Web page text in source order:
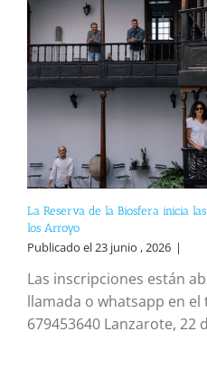
La Reserva de la Biosfera inicia
los Arroyo
Publicado el 23 junio , 2026 |
Las inscripciones están
llamada o whatsapp en
679453640 Lanzarote, 22